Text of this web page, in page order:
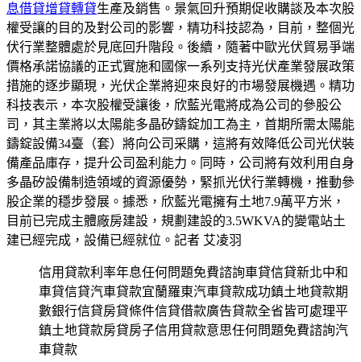
息借貸增貸轉貸生產及銷售。景氣回升預期促收購談及本次股
權受讓的目的及對公司的影響，精功科技認為，目前，整個光
伏行業整體處於見底回升階段。後續，隨著中歐光伏貿易爭端
價格承諾協議的正式實施和國傢一系列支持光伏產業發展政策
措施的逐步顯現，光伏企業將迎來良好的市場發展機遇。精功
科技表示，本次股權受讓後，欣藍光電將成為公司的參股公
司，其主業將以太陽能多晶矽鑄錠加工為主，首期所需太陽能
鑄錠設備34臺（套）將向公司采購，這將有效降低公司光伏裝
備產品庫存，提升公司盈利能力。同時，公司將有效利用自身
多晶矽設備制造領域的資源優勢，緊抓光伏行業轉機，推動參
股企業的穩步發展。據悉，欣藍光電擁有土地7.9萬平方米，
目前已完成主體廠房建設，規劃建設的3.5WKVA的變電站土
建已經完成，設備已經就位。記者 艾凌羽
信用貸款利率年息任何問題免費諮詢車貸信貸新北中和
車貸信貸汽車貸款宜蘭羅東汽車貸款成功鎮土地貸款期
數銀行信貸房貸條件信貸借款廣告貸款全省皆可處理平
鎮土地貸款房貸房子信用貸款意思任何問題免費諮詢汽
車貸款